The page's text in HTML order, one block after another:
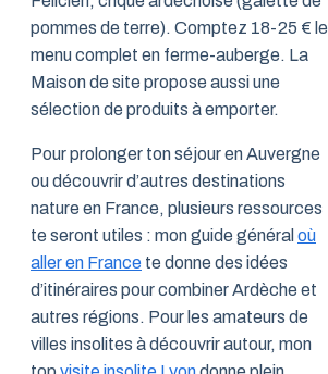
pommes de terre). Comptez 18-25 € le
menu complet en ferme-auberge. La
Maison de site propose aussi une
sélection de produits à emporter.
Pour prolonger ton séjour en Auvergne
ou découvrir d’autres destinations
nature en France, plusieurs ressources
te seront utiles : mon guide général où
aller en France te donne des idées
d’itinéraires pour combiner Ardèche et
autres régions. Pour les amateurs de
villes insolites à découvrir autour, mon